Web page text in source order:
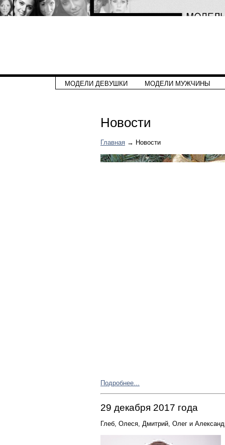
МОДЕЛИ ДЕВУШКИ МОДЕЛИ МУЖЧИНЫ
Новости
Главная → Новости
Подробнее...
29 декабря 2017 года
Глеб, Олеся, Дмитрий, Олег и